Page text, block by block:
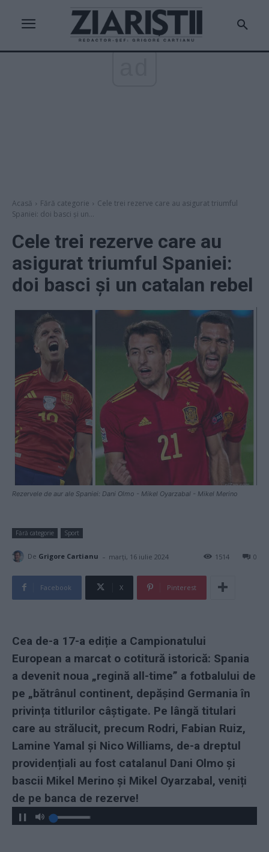
Acasă Fără categorie
Cele trei rezerve care au asigurat triumful
Spaniei: doi basci și un...
Cele trei rezerve care au
asigurat triumful Spaniei:
doi basci și un catalan rebel
Rezervele de aur ale Spaniei: Dani Olmo - Mikel Oyarzabal - Mikel Merino
Fără categorie Sport
De Grigore Cartianu - marți, 16 iulie 2024 0
1514
Facebook X Pinterest
Cea de-a 17-a ediție a Campionatului
European a marcat o cotitură istorică: Spania
a devenit noua „regină all-time” a fotbalului de
pe „bătrânul continent, depășind Germania în
privința titlurilor câștigate. Pe lângă titulari
care au strălucit, precum Rodri, Fabian Ruiz,
Lamine Yamal și Nico Williams, de-a dreptul
providențiali au fost catalanul Dani Olmo și
bascii Mikel Merino și Mikel Oyarzabal, veniți
de pe banca de rezerve!